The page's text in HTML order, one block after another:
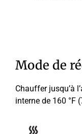
Mode de
Chauffer jusqu’à
interne de 160 °F